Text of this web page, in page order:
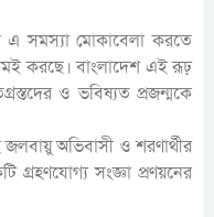
এ সমস্যা মোকাবেলা করতে
করছে। বাংলাদেশ এই রূঢ়
ও ভবিষ্যত প্রজন্মকে
অভিবাসী ও শরণার্থীর
গ্রহণযোগ্য সংজ্ঞা প্রণয়নের